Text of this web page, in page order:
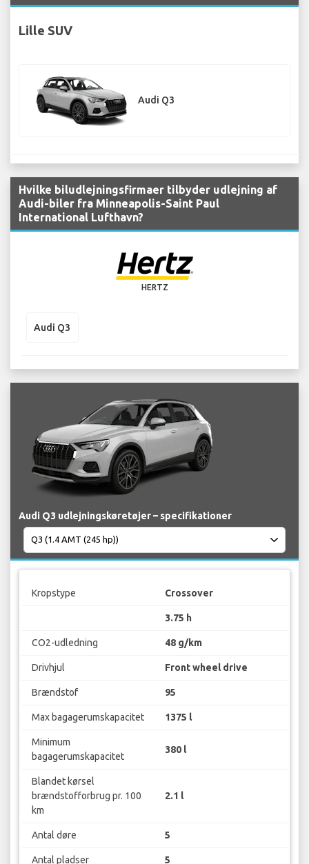
Lille SUV
Audi Q3
Hvilke biludlejningsfirmaer tilbyder udlejning af
Audi-biler fra Minneapolis-Saint Paul
International Lufthavn?
HERTZ
Audi Q3
Audi Q3 udlejningskøretøjer – specifikationer
Kropstype Crossover
3.75 h
CO2-udledning 48 g/km
Drivhjul Front wheel drive
Brændstof 95
Max bagagerumskapacitet 1375 l
Minimum
bagagerumskapacitet
380 l
Blandet kørsel
brændstofforbrug pr. 100
km
2.1 l
Antal døre 5
Antal pladser 5